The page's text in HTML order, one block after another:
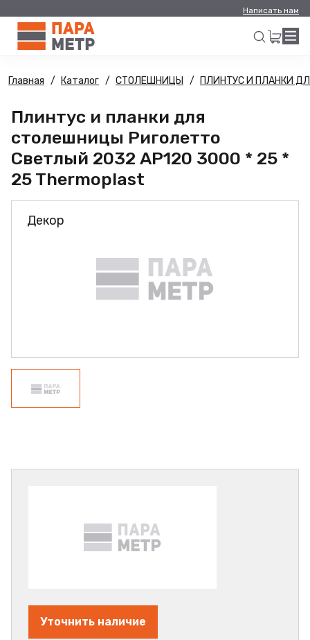
Написать нам
Искать
Главная Каталог СТОЛЕШНИЦЫ ПЛИНТУС И ПЛАНКИ
Плинтус и планки для
столешницы Риголетто
Светлый 2032 AP120 3000 * 25 *
25 Thermoplast
Декор
Уточнить наличие